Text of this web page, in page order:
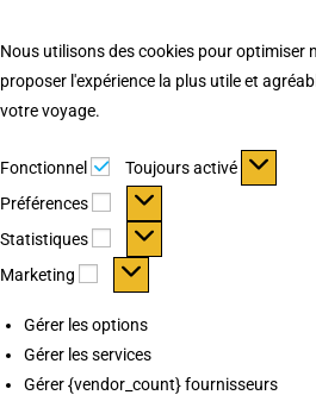
Nous utilisons des cookies pour optimiser
proposer l'expérience la plus utile et
votre voyage.
Fonctionnel Fonctionnel
Toujours activé
Préférences
Préférences
Statistiques Statistiques
Marketing Marketing
Gérer les options
Gérer les services
Gérer {vendor_count} fournisseurs